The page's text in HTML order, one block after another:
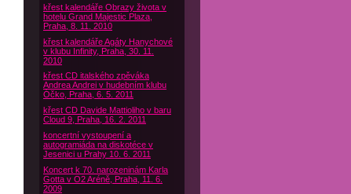
křest kalendáře Obrazy života v
hotelu Grand Majestic Plaza,
Praha, 8. 11. 2010
křest kalendáře Agáty Hanychové
v klubu Infinity, Praha, 30. 11.
2010
křest CD italského zpěváka
Andrea Andrei v hudebním klubu
Óčko, Praha, 6. 5. 2011
křest CD Davide Mattioliho v baru
Cloud 9, Praha, 16. 2. 2011
koncertní vystoupení a
autogramiáda na diskotéce v
Jesenici u Prahy 10. 6. 2011
Koncert k 70. narozeninám Karla
Gotta v O2 Aréně, Praha, 11. 6.
2009